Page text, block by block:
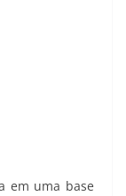
em uma base